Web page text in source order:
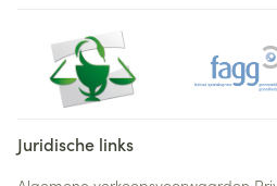
Juridische links